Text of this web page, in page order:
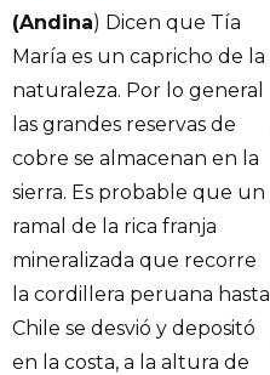
(Andina) Dicen que Tía
María es un capricho de la
naturaleza. Por lo general
las grandes reservas de
cobre se almacenan en la
sierra. Es probable que un
ramal de la rica franja
mineralizada que recorre
la cordillera peruana hasta
Chile se desvió y depositó
en la costa, a la altura de